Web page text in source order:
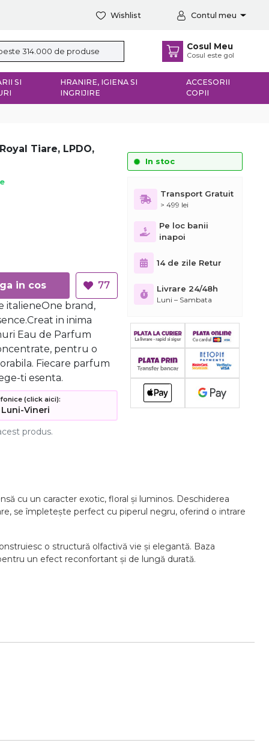
Wishlist Contul meu
Cosul Meu
Cosul este gol
SI
HRANIRE, IGIENA SI
INGRIJIRE
ACCESORII
COPII
Tiare, LPDO,
Adauga in cos
77
italieneOne brand,
in inima
Eau de Parfum
pentru o
Fiecare parfum
ti esenta.
(click aici):
Vineri
produs.
In stoc
Transport Gratuit
> 499 lei
Pe loc banii
inapoi
14 de zile Retur
Livrare 24/48h
Luni – Sambata
cu un caracter exotic, floral și luminos. Deschiderea
se împletește perfect cu piperul negru, oferind o intrare
o structură olfactivă vie și elegantă. Baza
un efect reconfortant și de lungă durată.